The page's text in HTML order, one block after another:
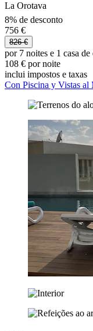
La Orotava
8% de desconto
756 €
826 €
por 7 noites e 1 casa de
108 € por noite
inclui impostos e taxas
Con Piscina y Vistas